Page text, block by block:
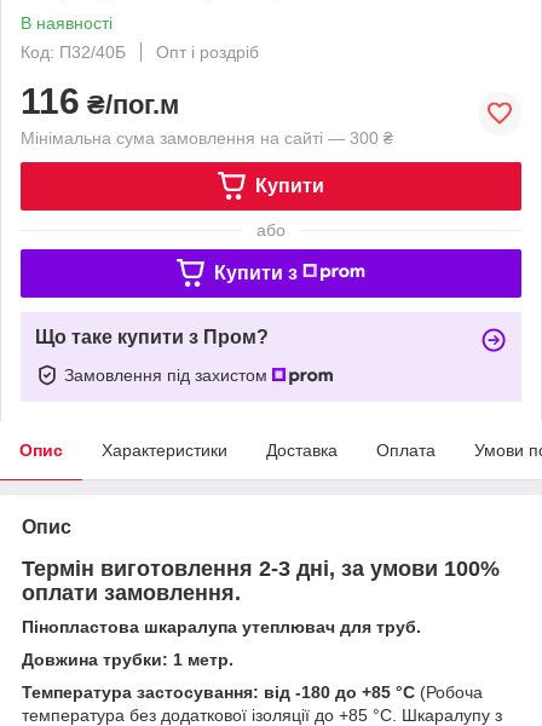
В наявності
Код: П32/40Б
Опт і роздріб
116 ₴/пог.м
Мінімальна сума замовлення на сайті — 300 ₴
Купити
або
Купити з
Що таке купити з Пром?
Замовлення під захистом
Опис Характеристики Доставка Оплата Умови
Опис
Термін виготовлення 2-3 дні, за умови 100%
оплати замовлення.
Пінопластова шкаралупа утеплювач для труб.
Довжина трубки: 1 метр.
Температура застосування: від -180 до +85 °С (Робоча
температура без додаткової ізоляції до +85 °С. Шкаралупу з